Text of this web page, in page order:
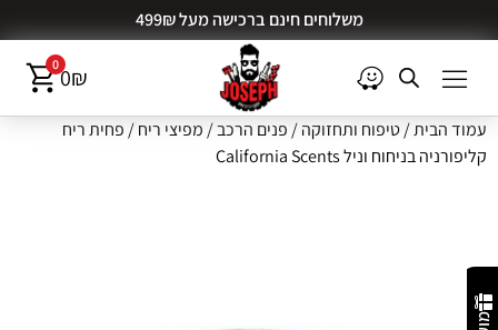
משלוחים חינם ברכישה מעל 499₪
00₪
עמוד הבית/טיפוח ותחזוקה/ פנים הרכב/ מפיצי ריח/ פחית ריח
קליפורניה בניחוח וניל California Scents